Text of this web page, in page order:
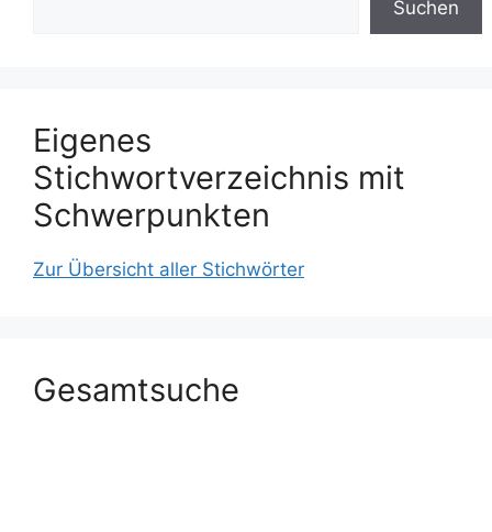
Suchen
Eigenes
Stichwortverzeichnis mit
Schwerpunkten
Zur Übersicht aller Stichwörter
Gesamtsuche